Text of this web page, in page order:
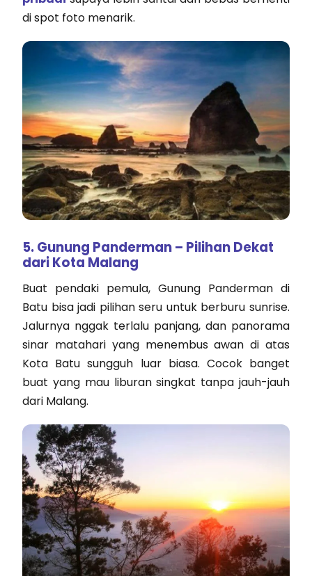
di spot foto menarik.
5. Gunung Panderman – Pilihan Dekat
dari Kota Malang
Buat pendaki pemula, Gunung Panderman di
Batu bisa jadi pilihan seru untuk berburu sunrise.
Jalurnya nggak terlalu panjang, dan panorama
sinar matahari yang menembus awan di atas
Kota Batu sungguh luar biasa. Cocok banget
buat yang mau liburan singkat tanpa jauh-jauh
dari Malang.